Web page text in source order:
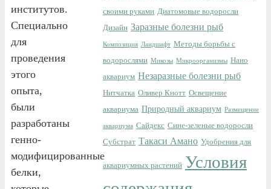
институтов.
Специально
для
проведения
этого
опыта,
были
разработаны
генно-
модифицированные
белки,
своими руками Диатомовые водоросли
Дизайн Заразные болезни рыб
Композиция Ландшафт Методы борьбы с
водорослями Микозы Микроорганизмы Нано
аквариум Незаразные болезни рыб
Нитчатка Оливер Кнотт Освещение
аквариума Природный аквариум Размещение
аквариума Сайдекс Сине-зеленые водоросли
Субстрат Такаси Амано Удобрения для
аквариумных растений Условия